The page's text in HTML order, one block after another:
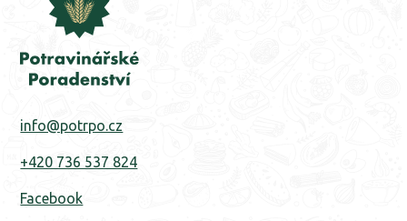
info@potrpo.cz
+420 736 537 824
Facebook